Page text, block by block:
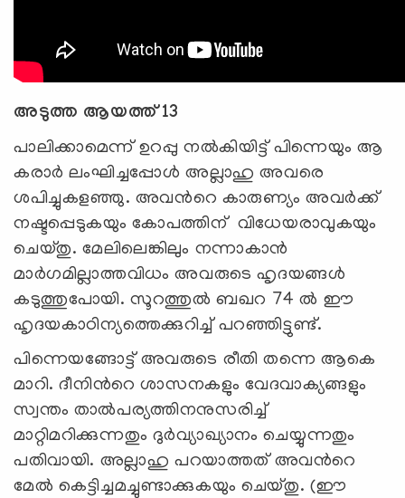
അടുത്ത ആയത്ത് 13
പാലിക്കാമെന്ന് ഉറപ്പു നല്‍കിയിട്ട് പിന്നെയും ആ
കരാര്‍ ലംഘിച്ചപ്പോള്‍ അല്ലാഹു അവരെ
ശപിച്ചുകളഞ്ഞു. അവന്‍റെ കാരുണ്യം അവര്‍ക്ക്
നഷ്ടപ്പെടുകയും കോപത്തിന് വിധേയരാവുകയും
ചെയ്തു. മേലിലെങ്കിലും നന്നാകാന്‍
മാര്‍ഗമില്ലാത്തവിധം അവരുടെ ഹൃദയങ്ങള്‍
കടുത്തുപോയി. സൂറത്തുല്‍ ബഖറ 74 ല്‍ ഈ
ഹൃദയകാഠിന്യത്തെക്കുറിച്ച്‌ പറഞ്ഞിട്ടുണ്ട്.
പിന്നെയങ്ങോട്ട് അവരുടെ രീതി തന്നെ ആകെ
മാറി. ദീനിന്‍റെ ശാസനകളും വേദവാക്യങ്ങളും
സ്വന്തം താല്‍പര്യത്തിനനുസരിച്ച്
മാറ്റിമറിക്കുന്നതും ദുര്‍വ്യാഖ്യാനം ചെയ്യുന്നതും
പതിവായി. അല്ലാഹു പറയാത്തത് അവന്‍റെ
മേല്‍ കെട്ടിച്ചമച്ചുണ്ടാക്കുകയും ചെയ്തു. (ഈ